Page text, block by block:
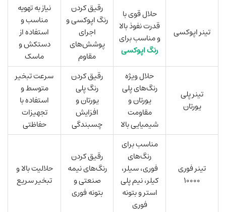
تینر اپوکسی
حلال قوی با
قدرت نفوذ بالا
و مناسب برای
رنگ اپوکسی
رقیق کردن
رنگ اپوکسی و
اجرای
پوشش‌های
مقاوم
نیاز به تهویه
مناسب و
استفاده از
دستکش و
ماسک
تینر پلی
یورتان
حلال ویژه
رنگ‌های پلی
یورتان و
مقاومت
شیمیایی بالا
رقیق کردن
رنگ پلی
یورتان و
افزایش
چسبندگی
سرعت تبخیر
متوسط و
استفاده با
تجهیزات
حفاظتی
تینر فوری
۱۰۰۰۰
مناسب برای
رنگ‌های
فوری، سیلر،
کیلر، نیم پلی
استر و بتونه
فوری
رقیق کردن
رنگ‌های نیمه
صنعتی و
بتونه فوری
حلالیت بالا و
تبخیر سریع